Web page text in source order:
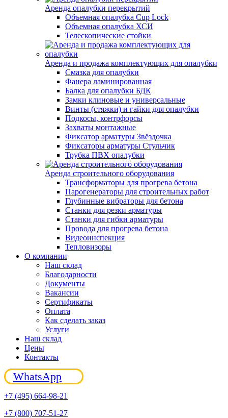
Аренда опалубки перекрытий
Объемная опалубка Cup Lock
Объемная опалубка ХСИ
Телескопические стойки
Аренда и продажа комплектующих для опалубки
Смазка для опалубки
Фанера ламинированная
Балка для опалубки БДК
Замки клиновые и универсальные
Винты (стяжки) и гайки для опалубки
Подкосы, контрфорсы
Захваты монтажные
Фиксатор арматуры Звёздочка
Фиксаторы арматуры Стульчик
Трубка ПВХ опалубки
Аренда строительного оборудования
Трансформаторы для прогрева бетона
Парогенераторы для строительных работ
Глубинные вибраторы для бетона
Станки для резки арматуры
Станки для гибки арматуры
Провода для прогрева бетона
Видеоинспекция
Тепловизоры
О компании
Наш склад
Благодарности
Документы
Вакансии
Сертификаты
Оплата
Как сделать заказ
Услуги
Наш склад
Цены
Контакты
WhatsApp
+7 (495) 664-98-21
+7 (800) 707-51-27